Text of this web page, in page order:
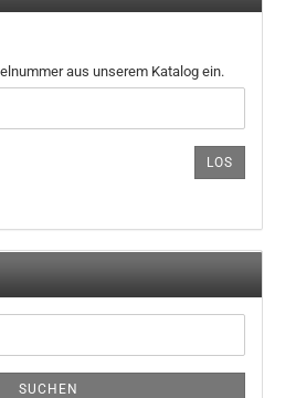
aus unserem Katalog ein.
LOS
SUCHEN